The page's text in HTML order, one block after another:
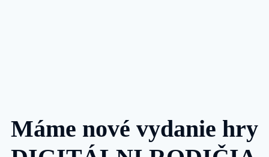
Máme nové vydanie hry